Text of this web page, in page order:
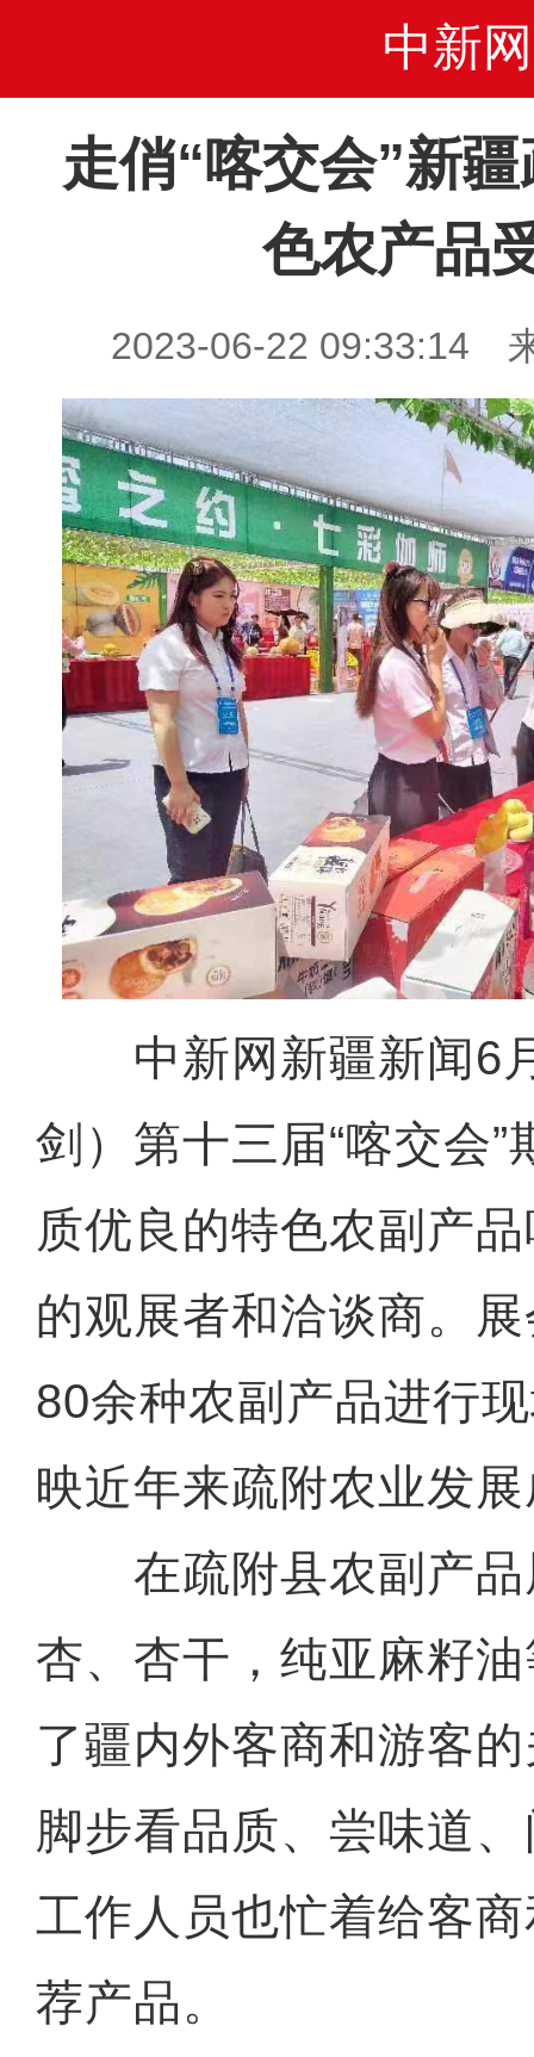
中新网
走俏“喀交会”新
色农产品
2023-06-22 09:33:14
中新网新疆新闻6
剑）第十三届“喀交会
质优良的特色农副产
的观展者和洽谈商。
80余种农副产品进行
映近年来疏附农业发
在疏附县农副产品
杏、杏干，纯亚麻籽
了疆内外客商和游客
脚步看品质、尝味道
工作人员也忙着给客
荐产品。